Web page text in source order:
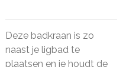
Deze badkraan is zo
naast je ligbad te
plaatsen en je houdt de